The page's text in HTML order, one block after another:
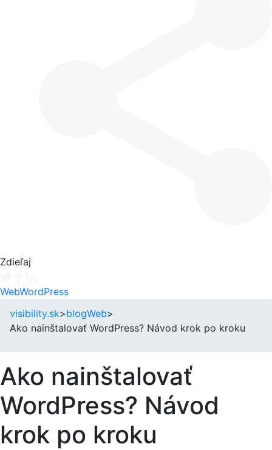
Zdieľaj
WebWordPress
visibility.sk>blogWeb>
Ako nainštalovať WordPress? Návod krok po kroku
Ako nainštalovať
WordPress? Návod
krok po kroku